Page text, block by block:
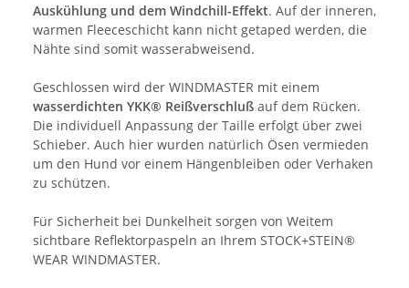
Auskühlung und dem Windchill-Effekt. Auf der inneren,
warmen Fleeceschicht kann nicht getaped werden, die
Nähte sind somit wasserabweisend.
Geschlossen wird der WINDMASTER mit einem
wasserdichten YKK® Reißverschluß auf dem Rücken.
Die individuell Anpassung der Taille erfolgt über zwei
Schieber. Auch hier wurden natürlich Ösen vermieden
um den Hund vor einem Hängenbleiben oder Verhaken
zu schützen.
Für Sicherheit bei Dunkelheit sorgen von Weitem
sichtbare Reflektorpaspeln an Ihrem STOCK+STEIN®
WEAR WINDMASTER.